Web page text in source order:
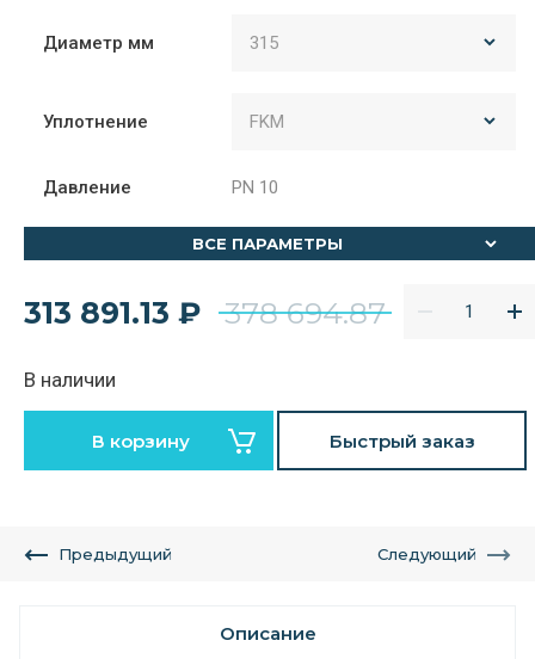
313 891.13 ₽ 378 694.87
В наличии
В корзину Быстрый заказ
Диаметр мм
Уплотнение
Давление PN 10
ВСЕ ПАРАМЕТРЫ
Предыдущий Следующий
Описание